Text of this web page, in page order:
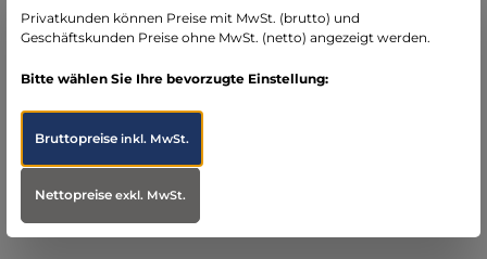
Sauerstofftasche - WaterStop Oxybag
Privatkunden können Preise mit MwSt. (brutto) und
Geschäftskunden Preise ohne MwSt. (netto) angezeigt werden.
Bitte wählen Sie Ihre bevorzugte Einstellung:
Bruttopreiseinkl. MwSt.
Nettopreiseexkl. MwSt.